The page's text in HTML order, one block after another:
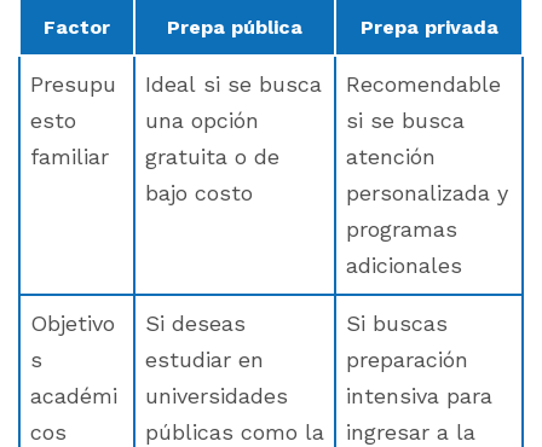
Factor Prepa pública Prepa privada
Presupu
esto
familiar
Ideal si se busca
una opción
gratuita o de
bajo costo
Recomendable
si se busca
atención
personalizada y
programas
adicionales
Objetivo
s
académi
cos
Si deseas
estudiar en
universidades
públicas como la
Si buscas
preparación
intensiva para
ingresar a la